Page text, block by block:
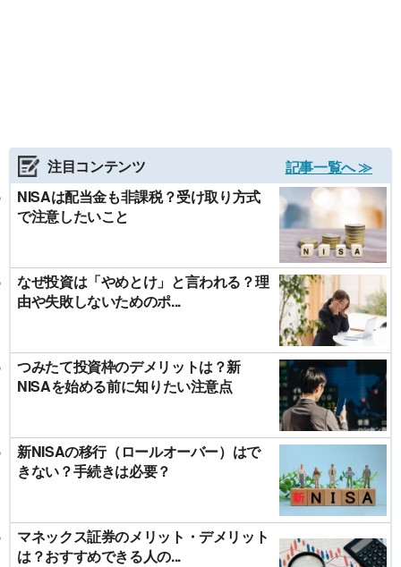
注目コンテンツ
記事一覧へ ≫
NISAは配当金も非課税？受け取り方式
で注意したいこと
なぜ投資は「やめとけ」と言われる？理
由や失敗しないためのポ...
つみたて投資枠のデメリットは？新
NISAを始める前に知りたい注意点
新NISAの移行（ロールオーバー）はで
きない？手続きは必要？
マネックス証券のメリット・デメリット
は？おすすめできる人の...